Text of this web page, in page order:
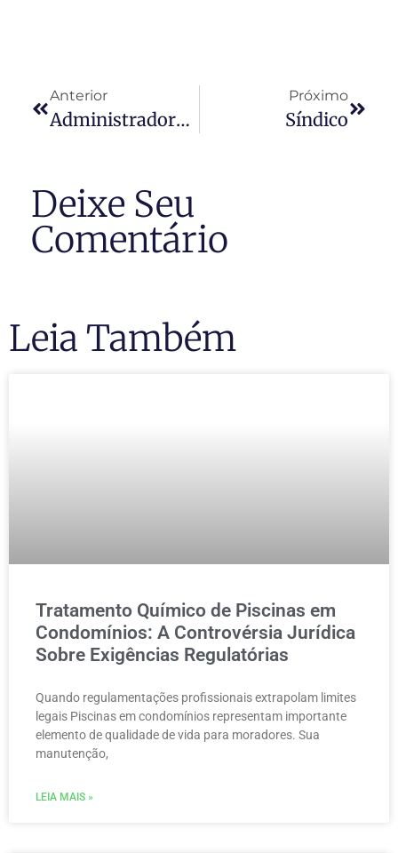
Anterior
Administradoras De Condomínios
Próximo
Síndico
Deixe Seu
Comentário
Leia Também
Tratamento Químico de Piscinas em
Condomínios: A Controvérsia Jurídica
Sobre Exigências Regulatórias
Quando regulamentações profissionais extrapolam limites
legais Piscinas em condomínios representam importante
elemento de qualidade de vida para moradores. Sua
manutenção,
LEIA MAIS »